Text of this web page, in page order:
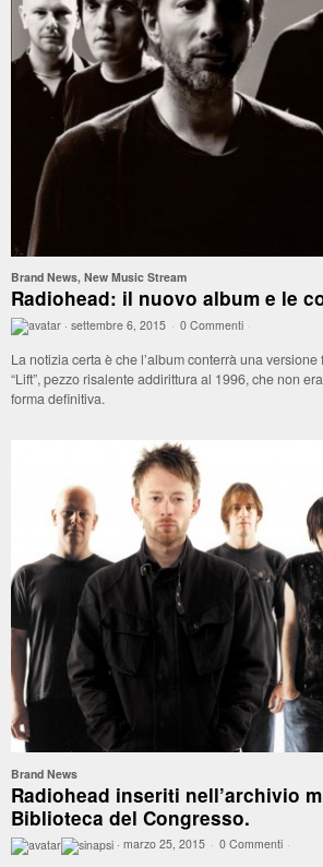
Brand News, New Music Stream
Radiohead: il nuovo album e le
· settembre 6, 2015 · 0 Commenti ·
La notizia certa è che l’album conterrà una
“Lift”, pezzo risalente addirittura al 1996, che non
forma definitiva.
Brand News
Radiohead inseriti nell’archivio
Biblioteca del Congresso.
· marzo 25, 2015 · 0 Commenti ·